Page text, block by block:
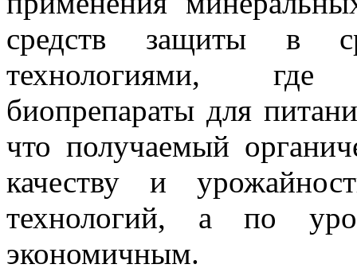
средств защиты в
технологиями, где
биопрепараты для
что получаемый
качеству и
технологий, а по
экономичным.